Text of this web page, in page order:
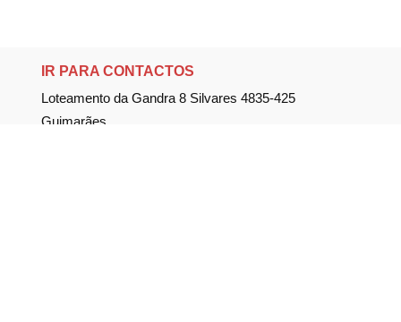
IR PARA CONTACTOS
Loteamento da Gandra 8 Silvares 4835-425
Guimarães